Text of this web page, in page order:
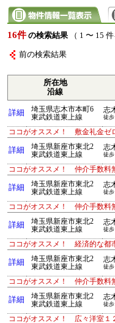
16件 の検索結果 （ 1 〜 15 件
前の検索結果
所在地
沿線
詳細
埼玉県志木市本町6
東武鉄道東上線
志
徒
ココがオススメ！ 敷金礼金
詳細
埼玉県新座市東北2
東武鉄道東上線
志
徒
ココがオススメ！ 仲介手数料
詳細
埼玉県新座市東北2
東武鉄道東上線
志
徒
ココがオススメ！ 仲介手数料
詳細
埼玉県新座市東北2
東武鉄道東上線
志
徒
ココがオススメ！ 経済的な都
詳細
埼玉県新座市東北2
東武鉄道東上線
志
徒
ココがオススメ！ 仲介手数料
詳細
埼玉県新座市東北2
東武鉄道東上線
志
徒
ココがオススメ！ 広々洋室１